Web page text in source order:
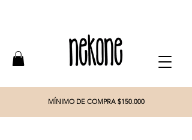
MÍNIMO DE COMPRA $150.000